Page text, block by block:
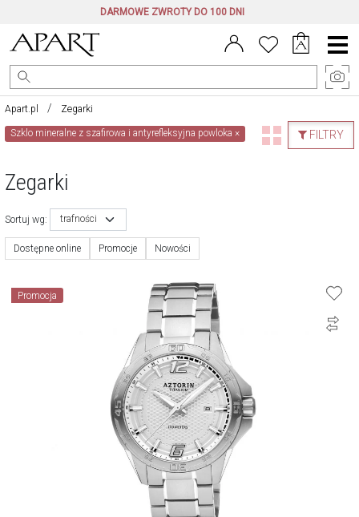
DARMOWE ZWROTY DO 100 DNI
Menu
główne
Apart.pl Zegarki
FILTRY
Szklo mineralne z szafirowa i antyrefleksyjna powloka×
Zegarki
Sortuj wg: trafności
Dostępne online Promocje Nowości
Promocja